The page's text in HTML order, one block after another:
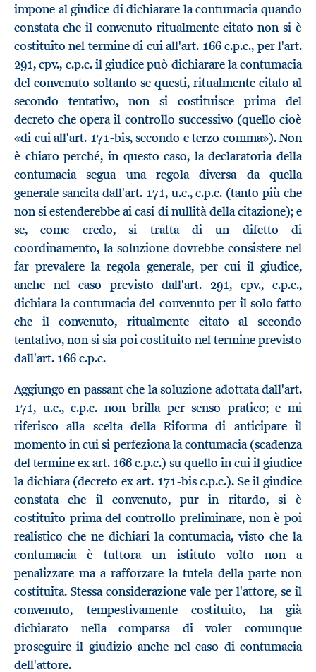
impone al giudice di dichiarare la contumacia quando
constata che il convenuto ritualmente citato non si è
costituito nel termine di cui all'art. 166 c.p.c., per l'art.
291, cpv., c.p.c. il giudice può dichiarare la contumacia
del convenuto soltanto se questi, ritualmente citato al
secondo tentativo, non si costituisce prima del
decreto che opera il controllo successivo (quello cioè
«di cui all'art. 171-bis, secondo e terzo comma»). Non
è chiaro perché, in questo caso, la declaratoria della
contumacia segua una regola diversa da quella
generale sancita dall'art. 171, u.c., c.p.c. (tanto più che
non si estenderebbe ai casi di nullità della citazione); e
se, come credo, si tratta di un difetto di
coordinamento, la soluzione dovrebbe consistere nel
far prevalere la regola generale, per cui il giudice,
anche nel caso previsto dall'art. 291, cpv., c.p.c.,
dichiara la contumacia del convenuto per il solo fatto
che il convenuto, ritualmente citato al secondo
tentativo, non si sia poi costituito nel termine previsto
dall'art. 166 c.p.c.
Aggiungo en passant che la soluzione adottata dall'art.
171, u.c., c.p.c. non brilla per senso pratico; e mi
riferisco alla scelta della Riforma di anticipare il
momento in cui si perfeziona la contumacia (scadenza
del termine ex art. 166 c.p.c.) su quello in cui il giudice
la dichiara (decreto ex art. 171-bis c.p.c.). Se il giudice
constata che il convenuto, pur in ritardo, si è
costituito prima del controllo preliminare, non è poi
realistico che ne dichiari la contumacia, visto che la
contumacia è tuttora un istituto volto non a
penalizzare ma a rafforzare la tutela della parte non
costituita. Stessa considerazione vale per l'attore, se il
convenuto, tempestivamente costituito, ha già
dichiarato nella comparsa di voler comunque
proseguire il giudizio anche nel caso di contumacia
dell'attore.